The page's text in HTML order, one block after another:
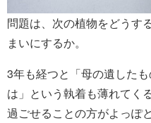
問題は、次の植物をどうす
まいにするか。
3年も経つと「母の遺した
は」という執着も薄れてく
過ごせることの方がよっぽ